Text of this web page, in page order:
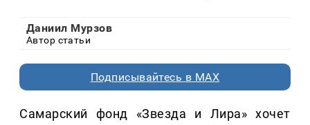
Даниил Мурзов
Автор статьи
Подписывайтесь в MAX
Самарский фонд «Звезда и Лира» хочет